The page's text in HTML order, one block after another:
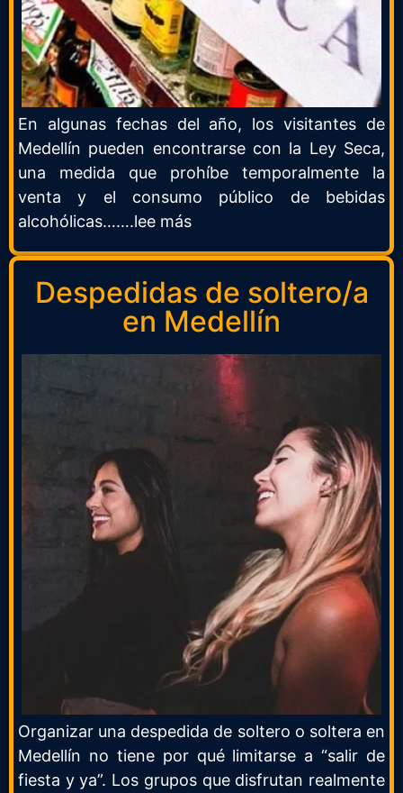
En algunas fechas del año, los visitantes de
Medellín pueden encontrarse con la Ley Seca,
una medida que prohíbe temporalmente la
venta y el consumo público de bebidas
alcohólicas…….lee más
Despedidas de soltero/a
en Medellín
Organizar una despedida de soltero o soltera en
Medellín no tiene por qué limitarse a “salir de
fiesta y ya”. Los grupos que disfrutan realmente